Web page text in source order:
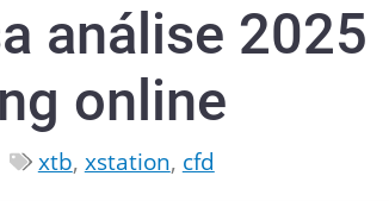
análise 2025
online
xtb, xstation, cfd